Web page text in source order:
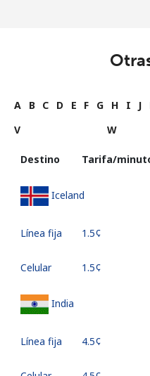
A B C D E F G H I J
V
W
Destino Tarifa/
Iceland
Línea fija ⁦1.5¢⁩
Celular ⁦1.5¢⁩
India
Línea fija ⁦4.5¢⁩